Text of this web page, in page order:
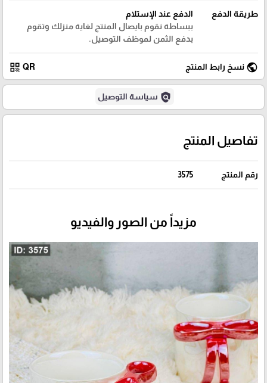
طريقة الدفع
الدفع عند الإستلام
ببساطة نقوم بايصال المنتج لغاية منزلك وتقوم
بدفع الثمن لموظف التوصيل.
public نسخ رابط المنتج QR
qr_code
policy سياسة التوصيل
تفاصيل المنتج
رقم المنتج 3575
مزيداً من الصور والفيديو